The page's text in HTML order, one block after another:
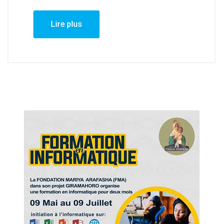
Lire plus